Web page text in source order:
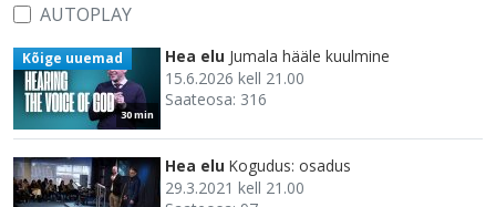
AUTOPLAY
30 min
Kõige uuemad Hea elu Jumala hääle kuulmine
15.6.2026 kell 21.00
Saateosa: 316
Hea elu Kogudus: osadus
29.3.2021 kell 21.00